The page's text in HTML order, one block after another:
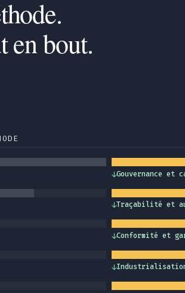
en bout.
↓Gouvernance et
↓Traçabilité et
↓Conformité et
↓